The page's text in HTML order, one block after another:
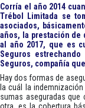
Corría el año 2014
Trébol Limitada se
asociados,
años, la prestación
al año 2017, que es
Seguros
Seguros, compañía
Hay dos formas de
la cuál la
sumas aseguradas que